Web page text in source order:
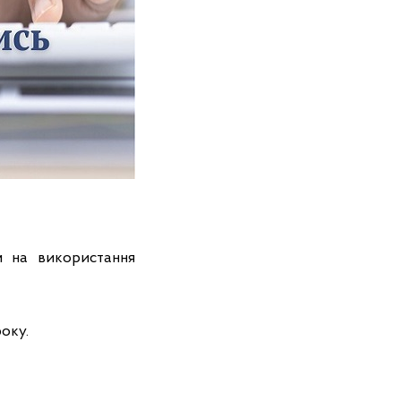
на використання